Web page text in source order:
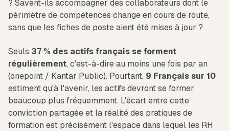
? Savent-ils accompagner des collaborateurs dont le
périmètre de compétences change en cours de route,
sans que les fiches de poste aient été mises à jour ?
Seuls 37 % des actifs français se forment
régulièrement, c'est-à-dire au moins une fois par an
(onepoint / Kantar Public). Pourtant, 9 Français sur 10
estiment qu'à l'avenir, les actifs devront se former
beaucoup plus fréquemment. L'écart entre cette
conviction partagée et la réalité des pratiques de
formation est précisément l'espace dans lequel les RH